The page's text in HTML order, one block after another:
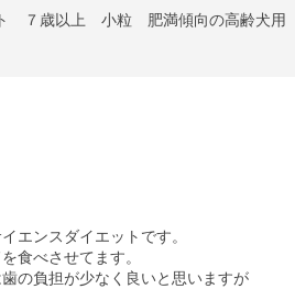
ト ７歳以上 小粒 肥満傾向の高齢
エンスダイエットです。
食べさせてます。
の負担が少なく良いと思いますが